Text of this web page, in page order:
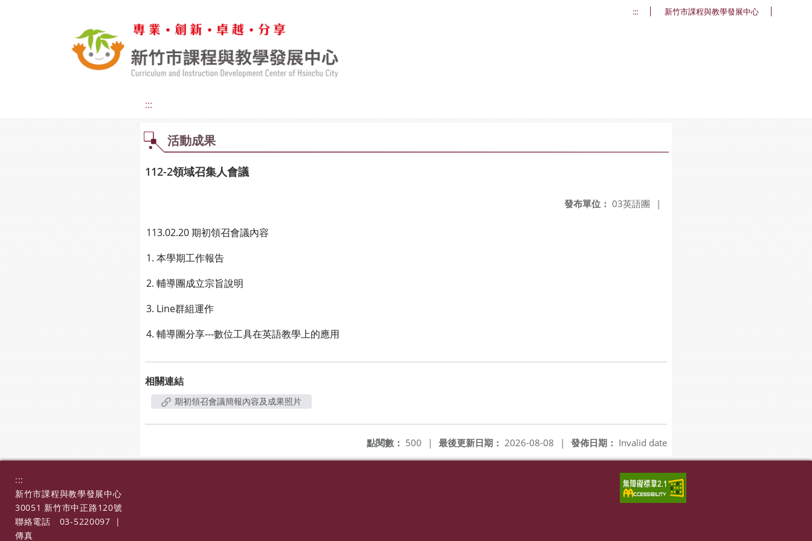
::: 新竹市課程與教學發展中心
:::
活動成果
112-2領域召集人會議
發布單位： 03英語團 |
113.02.20 期初領召會議內容
1. 本學期工作報告
2. 輔導團成立宗旨說明
3. Line群組運作
4. 輔導團分享---數位工具在英語教學上的應用
相關連結
期初領召會議簡報內容及成果照片
發佈日期： Invalid date
最後更新日期： 2026-08-08 |
點閱數： 500 |
:::
新竹市課程與教學發展中心
30051 新竹市中正路120號
聯絡電話
03-5220097
|
傳真